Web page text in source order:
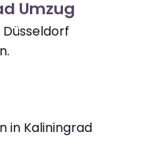
Umzug
in Kaliningrad